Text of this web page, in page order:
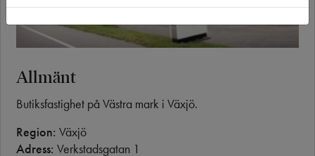
Allmänt
Butiksfastighet på Västra mark i Växjö.
Region: Växjö
Adress: Verkstadsgatan 1